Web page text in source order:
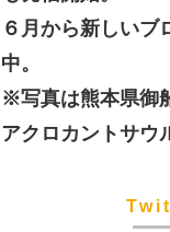
６月から新しいブ
中。
※写真は熊本県御
アクロカントサウ